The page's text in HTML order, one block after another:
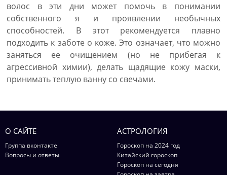
волос в эти дни может помочь в понимании
собственного я и проявлении необычных
способностей. В этот рекомендуется плавно
подходить к заботе о коже. Это означает, что можно
заняться ее очищением (но не прибегая к
агрессивной химии), делать щадящие кожу маски,
принимать теплую ванну со свечами.
О САЙТЕ
Группа вконтакте
Вопросы и ответы
АСТРОЛОГИЯ
Гороскоп на 2024 год
Китайский гороскоп
Гороскоп на сегодня